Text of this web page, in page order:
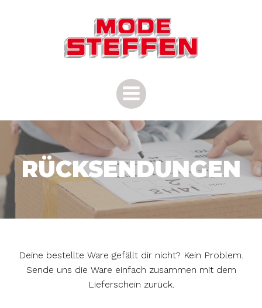
Inhalt
springen
RÜCKSENDUNGEN
Deine bestellte Ware gefällt dir nicht? Kein Problem.
Sende uns die Ware einfach zusammen mit dem
Lieferschein zurück.